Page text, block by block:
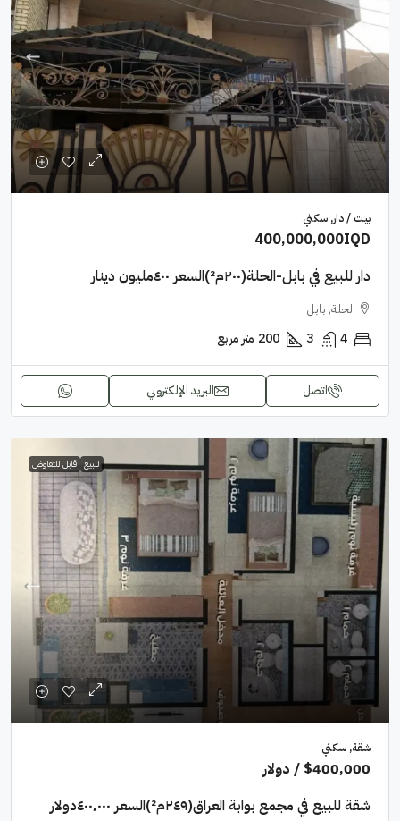
بيت / دار, سكني
400,000,000IQD
دار للبيع في بابل-الحلة(٢٠٠م²)السعر ٤٠٠مليون دينار
الحلة, بابل
4
3
200 متر مربع
اتصل البريد الإلكتروني
للبيع قابل للتفاوض
شقة, سكني
$400,000 / دولار
شقة للبيع في مجمع بوابة العراق(٢٤٩م²)السعر ٤٠٠٬٠٠٠دولار